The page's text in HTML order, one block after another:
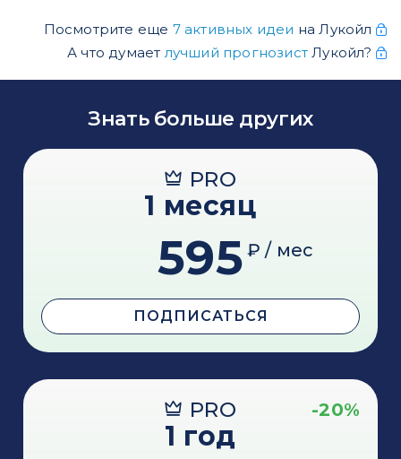
Посмотрите еще 7 активных идеи на Лукойл
А что думает лучший прогнозистЛукойл?
Знать больше других
PRO
1 месяц
595 ₽ / мес
ПОДПИСАТЬСЯ
PRO -20%
1 год